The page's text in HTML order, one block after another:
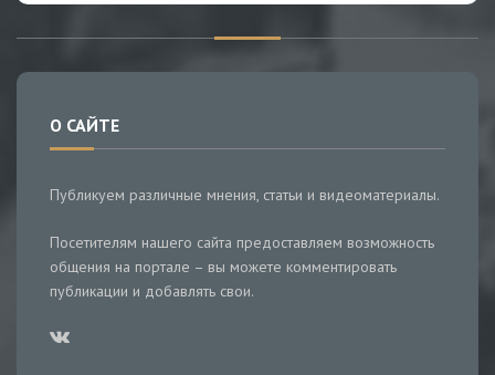
О САЙТЕ
Публикуем различные мнения, статьи и видеоматериалы.
Посетителям нашего сайта предоставляем возможность
общения на портале – вы можете комментировать
публикации и добавлять свои.